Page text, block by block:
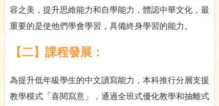
容之美，提升思維能力和自學能力，體認中華文化，最
重要的是使他們學會學習，具備終身學習的能力。
【二】課程發展：
為提升低年級學生的中文讀寫能力，本科推行分層支援
教學模式「喜閱寫意」，通過全班式優化教學和抽離式